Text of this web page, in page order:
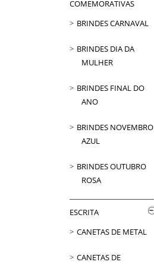
COMEMORATIVAS
BRINDES CARNAVAL
BRINDES DIA DA
MULHER
BRINDES FINAL DO
ANO
BRINDES NOVEMBRO
AZUL
BRINDES OUTUBRO
ROSA
ESCRITA
CANETAS DE METAL
CANETAS DE